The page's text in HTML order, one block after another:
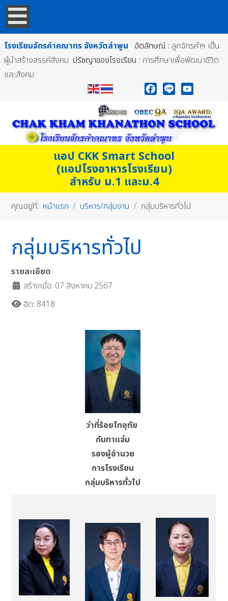
โรงเรียนจักรคำคณาทร จังหวัดลำพูน อัตลักษณ์ : ลูกจักรคำฯ เป็น
ผู้นำสร้างสรรค์สังคม ปรัชญาของโรงเรียน : การศึกษาเพื่อพัฒนาชีวิต
และสังคม
แอป CKK Smart School
(แอปโรงอาหารโรงเรียน)
สำหรับ ม.1 และม.4
คุณอยู่ที่: หน้าแรก บริหาร/กลุ่มงาน กลุ่มบริหารทั่วไป
กลุ่มบริหารทั่วไป
รายละเอียด
สร้างเมื่อ: 07 สิงหาคม 2567
ฮิต: 8418
ว่าที่ร้อยโทอุทัย
กันทาแจ่ม
รองผู้อำนวย
การโรงเรียน
กลุ่มบริหารทั่วไป